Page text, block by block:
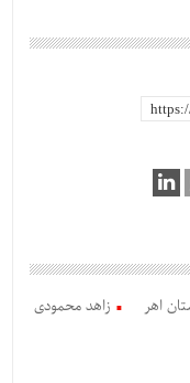
اهر
زاهد محمودی